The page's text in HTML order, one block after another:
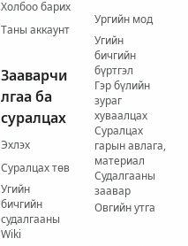
Холбоо барих
Таны аккаунт
Зааварчи
лгаа ба
суралцах
Эхлэх
Суралцах төв
Угийн
бичгийн
судалгааны
Wiki
Ургийн мод
Угийн
бичгийн
бүртгэл
Гэр бүлийн
зураг
хуваалцах
Суралцах
гарын авлага,
материал
Судалгааны
заавар
Овгийн утга